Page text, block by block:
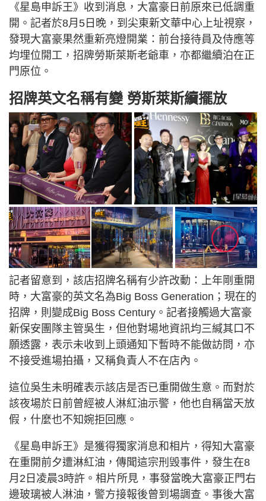
《星島申訴王》收到消息，大富豪日前原來已低調重
開。記者於8月5日晚，到尖東新文華中心上址視察，
發現大富豪果然重新亮燈開業：前台接待員及侍應等
均埋位開工，招牌勞斯萊斯老爺車，亦都繼續泊在正
門原位。
招牌英文名稱有變 勞斯萊斯續擺放
記者留意到，該店招牌名稱有少許改動：上年剛重開
時，大富豪的英文名為Big Boss Generation；現在的
招牌，則變成Big Boss Century。記者接觸過大富豪
新保安團隊主管吳生，但他對場地資訊均三緘其口不
願透露，表示未收到上頭通知下暫時不能做訪問，亦
不接受進場拍攝，又稱負責人不在店內。
這位吳生未明確表示該店是否已重開做生意。而對於
該夜場於日前曾經被人淋紅油示警，他也自稱當天放
假，什麼也不知婉拒回應。
《星島申訴王》是獲得獨家消息和相片，得知大富豪
在重開前夕遭淋紅油，傳聞這宗刑毁事件，發生在8
月2日凌晨3時許。相片所見，事發當晚大富豪正門右
邊玻璃被人淋油，警方接報後曾到場調查。事後大富